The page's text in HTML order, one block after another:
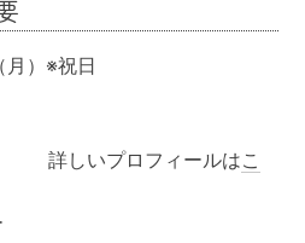
）※祝日
生詳しいプロフィールはこ